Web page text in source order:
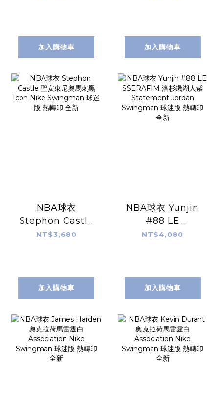
加入購物車 加入購物車
NBA球衣
Stephon Castle
聖安東尼奧馬刺黑
NT$3,680
加入購物車
NBA球衣 Yunjin
#88 LE
SSERAFIM 洛杉磯
版 熱轉印 全新
NT$4,080
加入購物車